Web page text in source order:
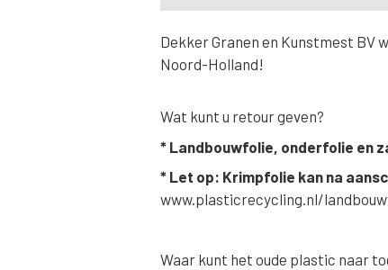
Dekker Granen en Kunstmest
Noord-Holland!
Wat kunt u retour geven?
* Landbouwfolie, onderfolie en
* Let op: Krimpfolie kan na
www.plasticrecycling.nl/
Waar kunt het oude plastic naar